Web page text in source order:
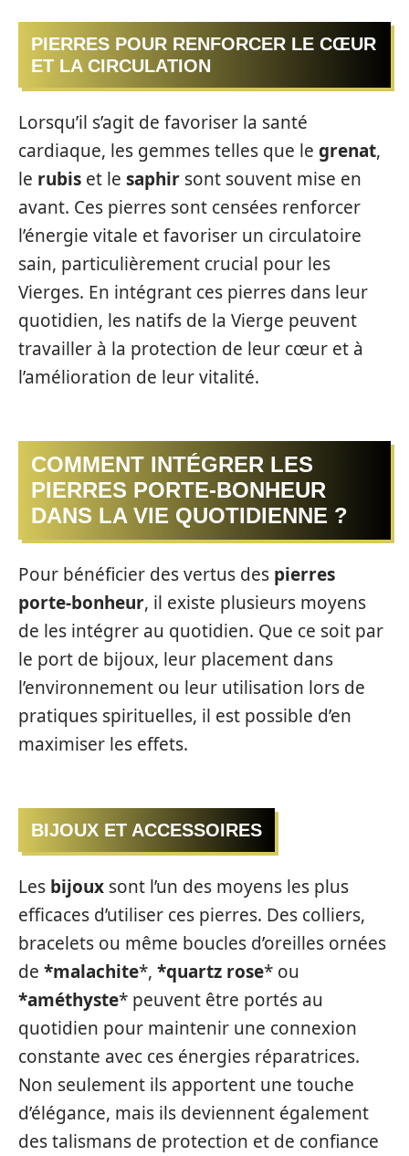
PIERRES POUR RENFORCER LE CŒUR
ET LA CIRCULATION
Lorsqu’il s’agit de favoriser la santé
cardiaque, les gemmes telles que le grenat,
le rubis et le saphir sont souvent mise en
avant. Ces pierres sont censées renforcer
l’énergie vitale et favoriser un circulatoire
sain, particulièrement crucial pour les
Vierges. En intégrant ces pierres dans leur
quotidien, les natifs de la Vierge peuvent
travailler à la protection de leur cœur et à
l’amélioration de leur vitalité.
COMMENT INTÉGRER LES
PIERRES PORTE-BONHEUR
DANS LA VIE QUOTIDIENNE ?
Pour bénéficier des vertus des pierres
porte-bonheur, il existe plusieurs moyens
de les intégrer au quotidien. Que ce soit par
le port de bijoux, leur placement dans
l’environnement ou leur utilisation lors de
pratiques spirituelles, il est possible d’en
maximiser les effets.
BIJOUX ET ACCESSOIRES
Les bijoux sont l’un des moyens les plus
efficaces d’utiliser ces pierres. Des colliers,
bracelets ou même boucles d’oreilles ornées
de *malachite*, *quartz rose* ou
*améthyste* peuvent être portés au
quotidien pour maintenir une connexion
constante avec ces énergies réparatrices.
Non seulement ils apportent une touche
d’élégance, mais ils deviennent également
des talismans de protection et de confiance